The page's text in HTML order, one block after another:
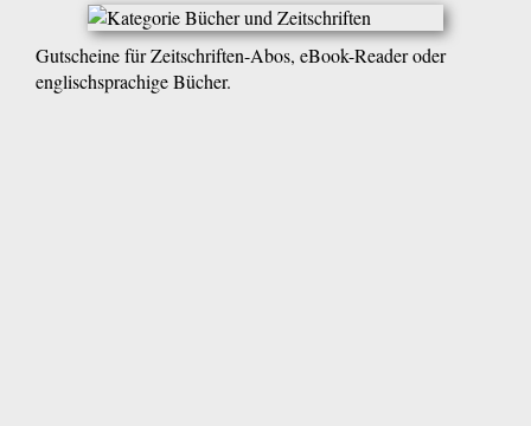
Gutscheine für Zeitschriften-Abos, eBook-Reader oder
englischsprachige Bücher.